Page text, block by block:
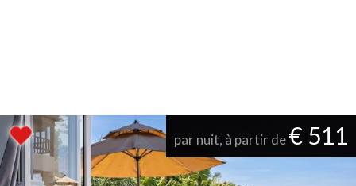
par nuit, à partir de€ 511